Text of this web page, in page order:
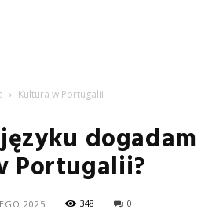
Kultura w Portugalii
dogadam
Portugalii?
2025 348 0